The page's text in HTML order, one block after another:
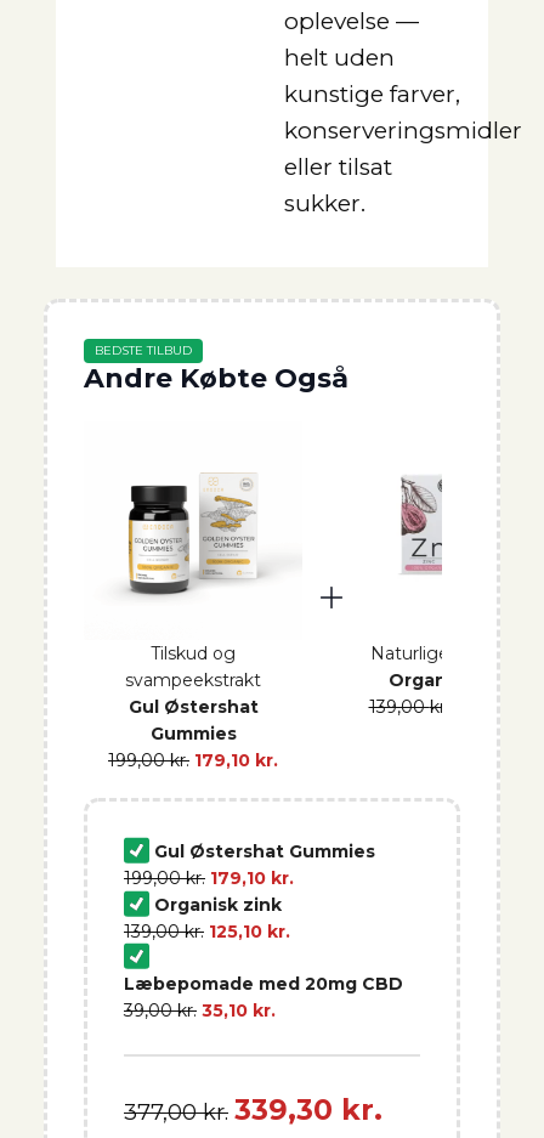
oplevelse —
helt uden
kunstige farver,
konserveringsmidler
eller tilsat
sukker.
BEDSTE TILBUD
Andre Købte Også
Tilskud og
svampeekstrakt
Gul Østershat
Gummies
199,00kr. 179,10 kr.
Naturlige vitaminer
Organisk zink
139,00kr. 125,10
Gul Østershat Gummies
199,00kr. 179,10 kr.
Organisk zink
139,00kr. 125,10 kr.
Læbepomade med 20mg CBD
39,00kr. 35,10 kr.
377,00 kr. 339,30 kr.